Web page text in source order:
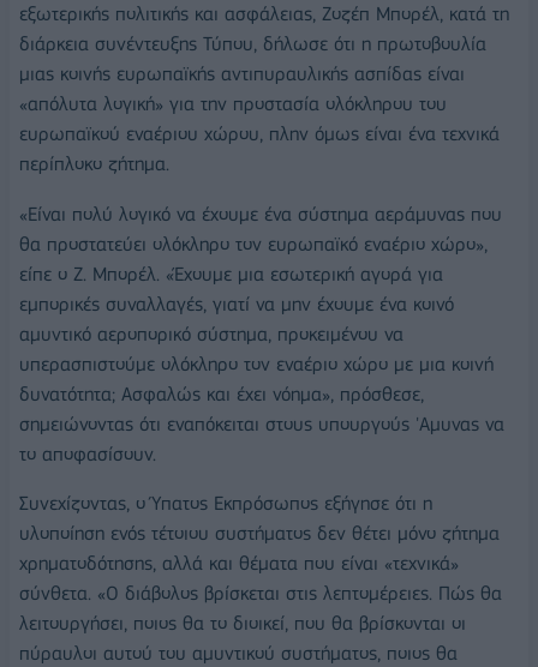
εξωτερικής πολιτικής και ασφάλειας, Ζοζέπ Μπορέλ, κατά τη
διάρκεια συνέντευξης Τύπου, δήλωσε ότι η πρωτοβουλία
μιας κοινής ευρωπαϊκής αντιπυραυλικής ασπίδας είναι
«απόλυτα λογική» για την προστασία ολόκληρου του
ευρωπαϊκού εναέριου χώρου, πλην όμως είναι ένα τεχνικά
περίπλοκο ζήτημα.
«Είναι πολύ λογικό να έχουμε ένα σύστημα αεράμυνας που
θα προστατεύει ολόκληρο τον ευρωπαϊκό εναέριο χώρο»,
είπε ο Ζ. Μπορέλ. «Έχουμε μια εσωτερική αγορά για
εμπορικές συναλλαγές, γιατί να μην έχουμε ένα κοινό
αμυντικό αεροπορικό σύστημα, προκειμένου να
υπερασπιστούμε ολόκληρο τον εναέριο χώρο με μια κοινή
δυνατότητα; Ασφαλώς και έχει νόημα», πρόσθεσε,
σημειώνοντας ότι εναπόκειται στους υπουργούς 'Αμυνας να
το αποφασίσουν.
Συνεχίζοντας, ο Ύπατος Εκπρόσωπος εξήγησε ότι η
υλοποίηση ενός τέτοιου συστήματος δεν θέτει μόνο ζήτημα
χρηματοδότησης, αλλά και θέματα που είναι «τεχνικά»
σύνθετα. «Ο διάβολος βρίσκεται στις λεπτομέρειες. Πώς θα
λειτουργήσει, ποιος θα το διοικεί, που θα βρίσκονται οι
πύραυλοι αυτού του αμυντικού συστήματος, ποιος θα